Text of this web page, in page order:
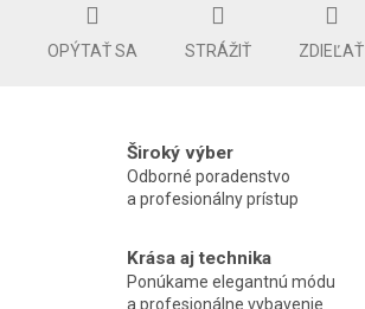
OPÝTAŤ SA STRÁŽIŤ ZDIEĽAŤ
Široký výber
Odborné poradenstvo
a profesionálny prístup
Krása aj technika
Ponúkame elegantnú módu
a profesionálne vybavenie